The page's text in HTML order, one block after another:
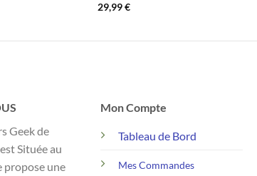
29,99€
Geek de
Située au
propose une
Mon Compte
Tableau de Bord
Mes Commandes